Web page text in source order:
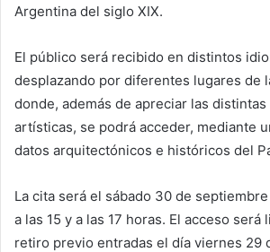
Argentina del siglo XIX.
El público será recibido en distintos
desplazando por diferentes lugares de
donde, además de apreciar las
artísticas, se podrá acceder, mediante
datos arquitectónicos e históricos del
La cita será el sábado 30 de
a las 15 y a las 17 horas. El acceso
retiro previo entradas el día viernes 29